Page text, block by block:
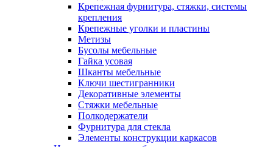
Крепежная фурнитура, стяжки, системы
крепления
Крепежные уголки и пластины
Метизы
Бусолы мебельные
Гайка усовая
Шканты мебельные
Ключи шестигранники
Декоративные элементы
Стяжки мебельные
Полкодержатели
Фурнитура для стекла
Элементы конструкции каркасов